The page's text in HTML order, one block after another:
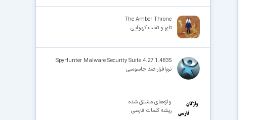
The Amber Throne
تاج و تخت کهربایی
SpyHunter Malware Security Suite 4.27.1.4835
نرم‌افزار ضد جاسوسی
واژه‌های مشتق شده
ریشه‌ کلمات فارسی